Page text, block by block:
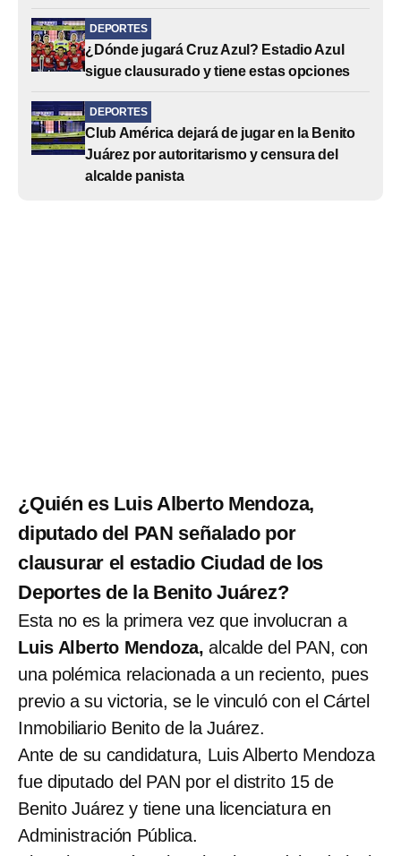
DEPORTES
¿Dónde jugará Cruz Azul? Estadio Azul
sigue clausurado y tiene estas opciones
DEPORTES
Club América dejará de jugar en la Benito
Juárez por autoritarismo y censura del
alcalde panista
¿Quién es Luis Alberto Mendoza,
diputado del PAN señalado por
clausurar el estadio Ciudad de los
Deportes de la Benito Juárez?
Esta no es la primera vez que involucran a
Luis Alberto Mendoza, alcalde del PAN, con
una polémica relacionada a un reciento, pues
previo a su victoria, se le vinculó con el Cártel
Inmobiliario Benito de la Juárez.
Ante de su candidatura, Luis Alberto Mendoza
fue diputado del PAN por el distrito 15 de
Benito Juárez y tiene una licenciatura en
Administración Pública.